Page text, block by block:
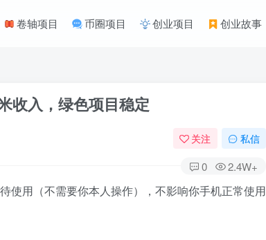
卷轴项目 币圈项目 创业项目 创业故事
收入，绿色项目稳定
关注 私信
0 2.4W+
使用（不需要你本人操作），不影响你手机正常使用